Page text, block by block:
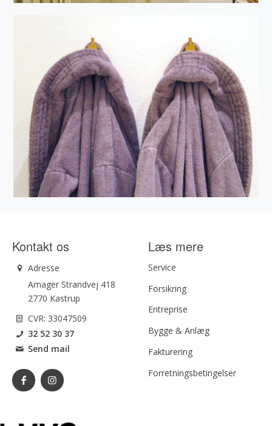
Kontakt os
Adresse
Amager Strandvej 418
2770 Kastrup
CVR: 33047509
32 52 30 37
Send mail
Læs mere
Service
Forsikring
Entreprise
Bygge & Anlæg
Fakturering
Forretningsbetingelser